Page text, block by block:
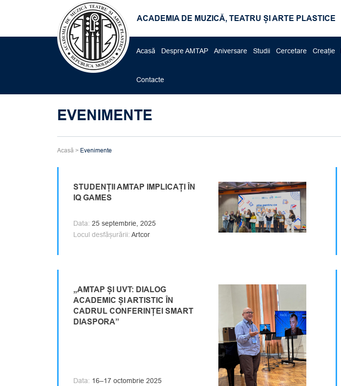
ACADEMIA DE MUZICĂ, TEATRU ȘI ARTE PLASTICE
Acasă Despre AMTAP Aniversare Studii Cercetare Creație
Contacte
EVENIMENTE
Acasă > Evenimente
STUDENȚII AMTAP IMPLICAȚI ÎN
IQ GAMES
Data: 25 septembrie, 2025
Locul desfășurării: Artcor
„AMTAP ȘI UVT: DIALOG
ACADEMIC ȘI ARTISTIC ÎN
CADRUL CONFERINȚEI SMART
DIASPORA”
Data: 16–17 octombrie 2025